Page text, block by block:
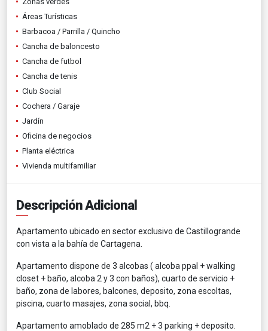
Áreas Turísticas
Barbacoa / Parrilla / Quincho
Cancha de baloncesto
Cancha de futbol
Cancha de tenis
Club Social
Cochera / Garaje
Jardín
Oficina de negocios
Planta eléctrica
Vivienda multifamiliar
Descripción Adicional
Apartamento ubicado en sector exclusivo de Castillogrande
con vista a la bahía de Cartagena.
Apartamento dispone de 3 alcobas ( alcoba ppal + walking
closet + baño, alcoba 2 y 3 con baños), cuarto de servicio +
baño, zona de labores, balcones, deposito, zona escoltas,
piscina, cuarto masajes, zona social, bbq.
Apartamento amoblado de 285 m2 + 3 parking + deposito.